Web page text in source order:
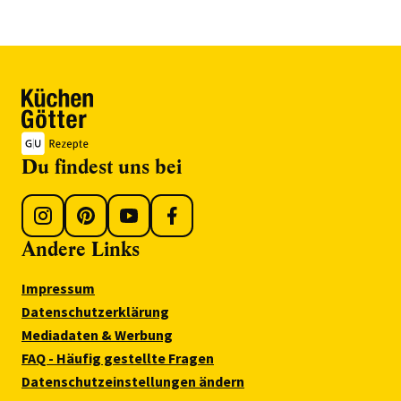
Du findest uns bei
Andere Links
Impressum
Datenschutzerklärung
Mediadaten & Werbung
FAQ - Häufig gestellte Fragen
Datenschutzeinstellungen ändern